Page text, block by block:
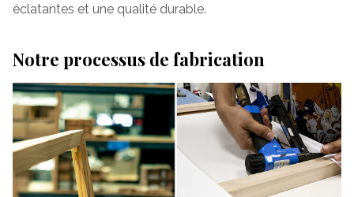
éclatantes et une qualité durable.
Notre processus de fabrication